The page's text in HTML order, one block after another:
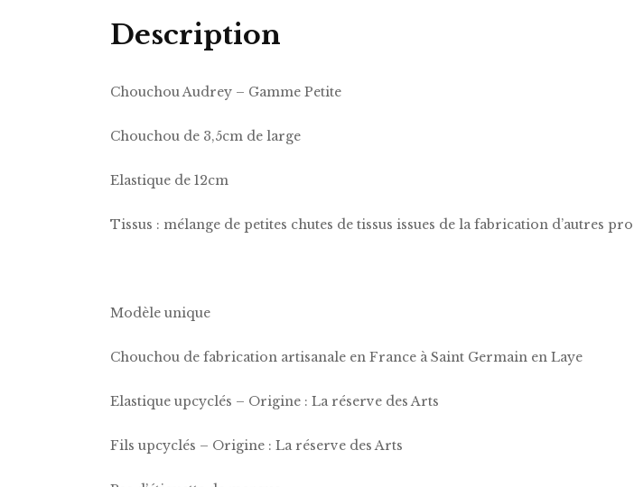
Description
Chouchou Audrey – Gamme Petite
Chouchou de 3,5cm de large
Elastique de 12cm
Tissus : mélange de petites chutes de tissus issues de la fabrication d’autres
Modèle unique
Chouchou de fabrication artisanale en France à Saint Germain en Laye
Elastique upcyclés – Origine : La réserve des Arts
Fils upcyclés – Origine : La réserve des Arts